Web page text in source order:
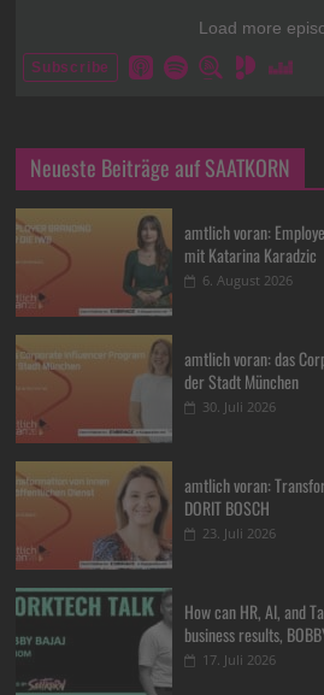
Neueste Beiträge auf SAATKORN
amtlich voran:
mit Katarina Karadzic
6. August 2026
amtlich voran: das
der Stadt München
30. Juli 2026
amtlich voran:
DORIT BOSCH
23. Juli 2026
How can HR, AI, and
business results,
17. Juli 2026